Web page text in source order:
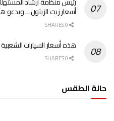
أسعار زيت الزيتون… ويدعو
هذه أسعار السيارات الشعبية
حالة الطقس